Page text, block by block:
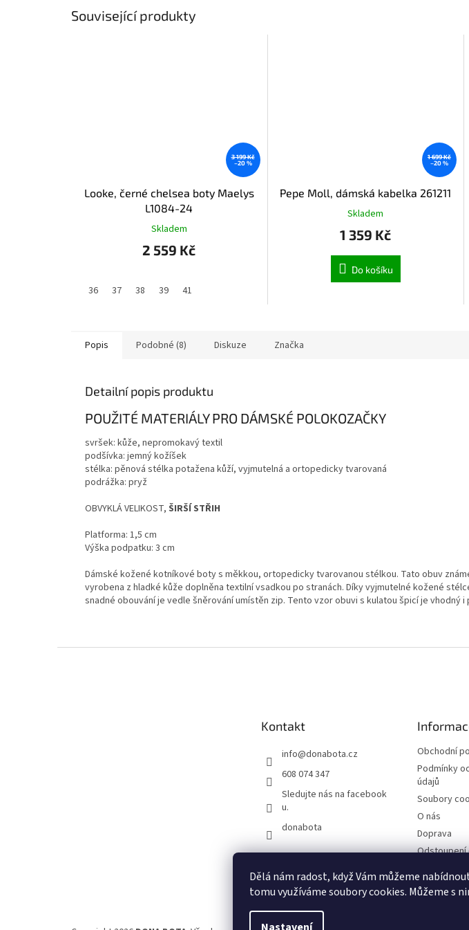
Dělá nám radost, když Vám můžeme
tomu využíváme soubory cookies. Můžeme s
Související produkty
3 199 Kč
–20 %
Looke, černé chelsea boty Maelys
L1084-24
Skladem
2 559 Kč
36 37 38 39 41
1 699 Kč
–20 %
Pepe Moll, dámská kabelka 261211
Skladem
1 359 Kč
Do košíku
Popis Podobné (8) Diskuze Značka
Detailní popis produktu
POUŽITÉ MATERIÁLY PRO DÁMSKÉ POLOKOZAČKY
svršek: kůže, nepromokavý textil
podšívka: jemný kožíšek
stélka: pěnová stélka potažena kůží, vyjmutelná a ortopedicky tvarovaná
podrážka: pryž
OBVYKLÁ VELIKOST, ŠIRŠÍ STŘIH
Platforma: 1,5 cm
Výška podpatku: 3 cm
Dámské kožené kotníkové boty s měkkou, ortopedicky tvarovanou stélkou. Tato obuv
vyrobena z hladké kůže doplněna textilní vsadkou po stranách. Díky vyjmutelné kožené
snadné obouvání je vedle šněrování umístěn zip. Tento vzor obuvi s kulatou špicí je vhodný i
Kontakt
info@donabota.cz
608 074 347
Sledujte nás na facebook
u.
donabota
Obchodní
Podmínky
údajů
Soubory
O nás
Doprava
Odstoupení
Reklamace